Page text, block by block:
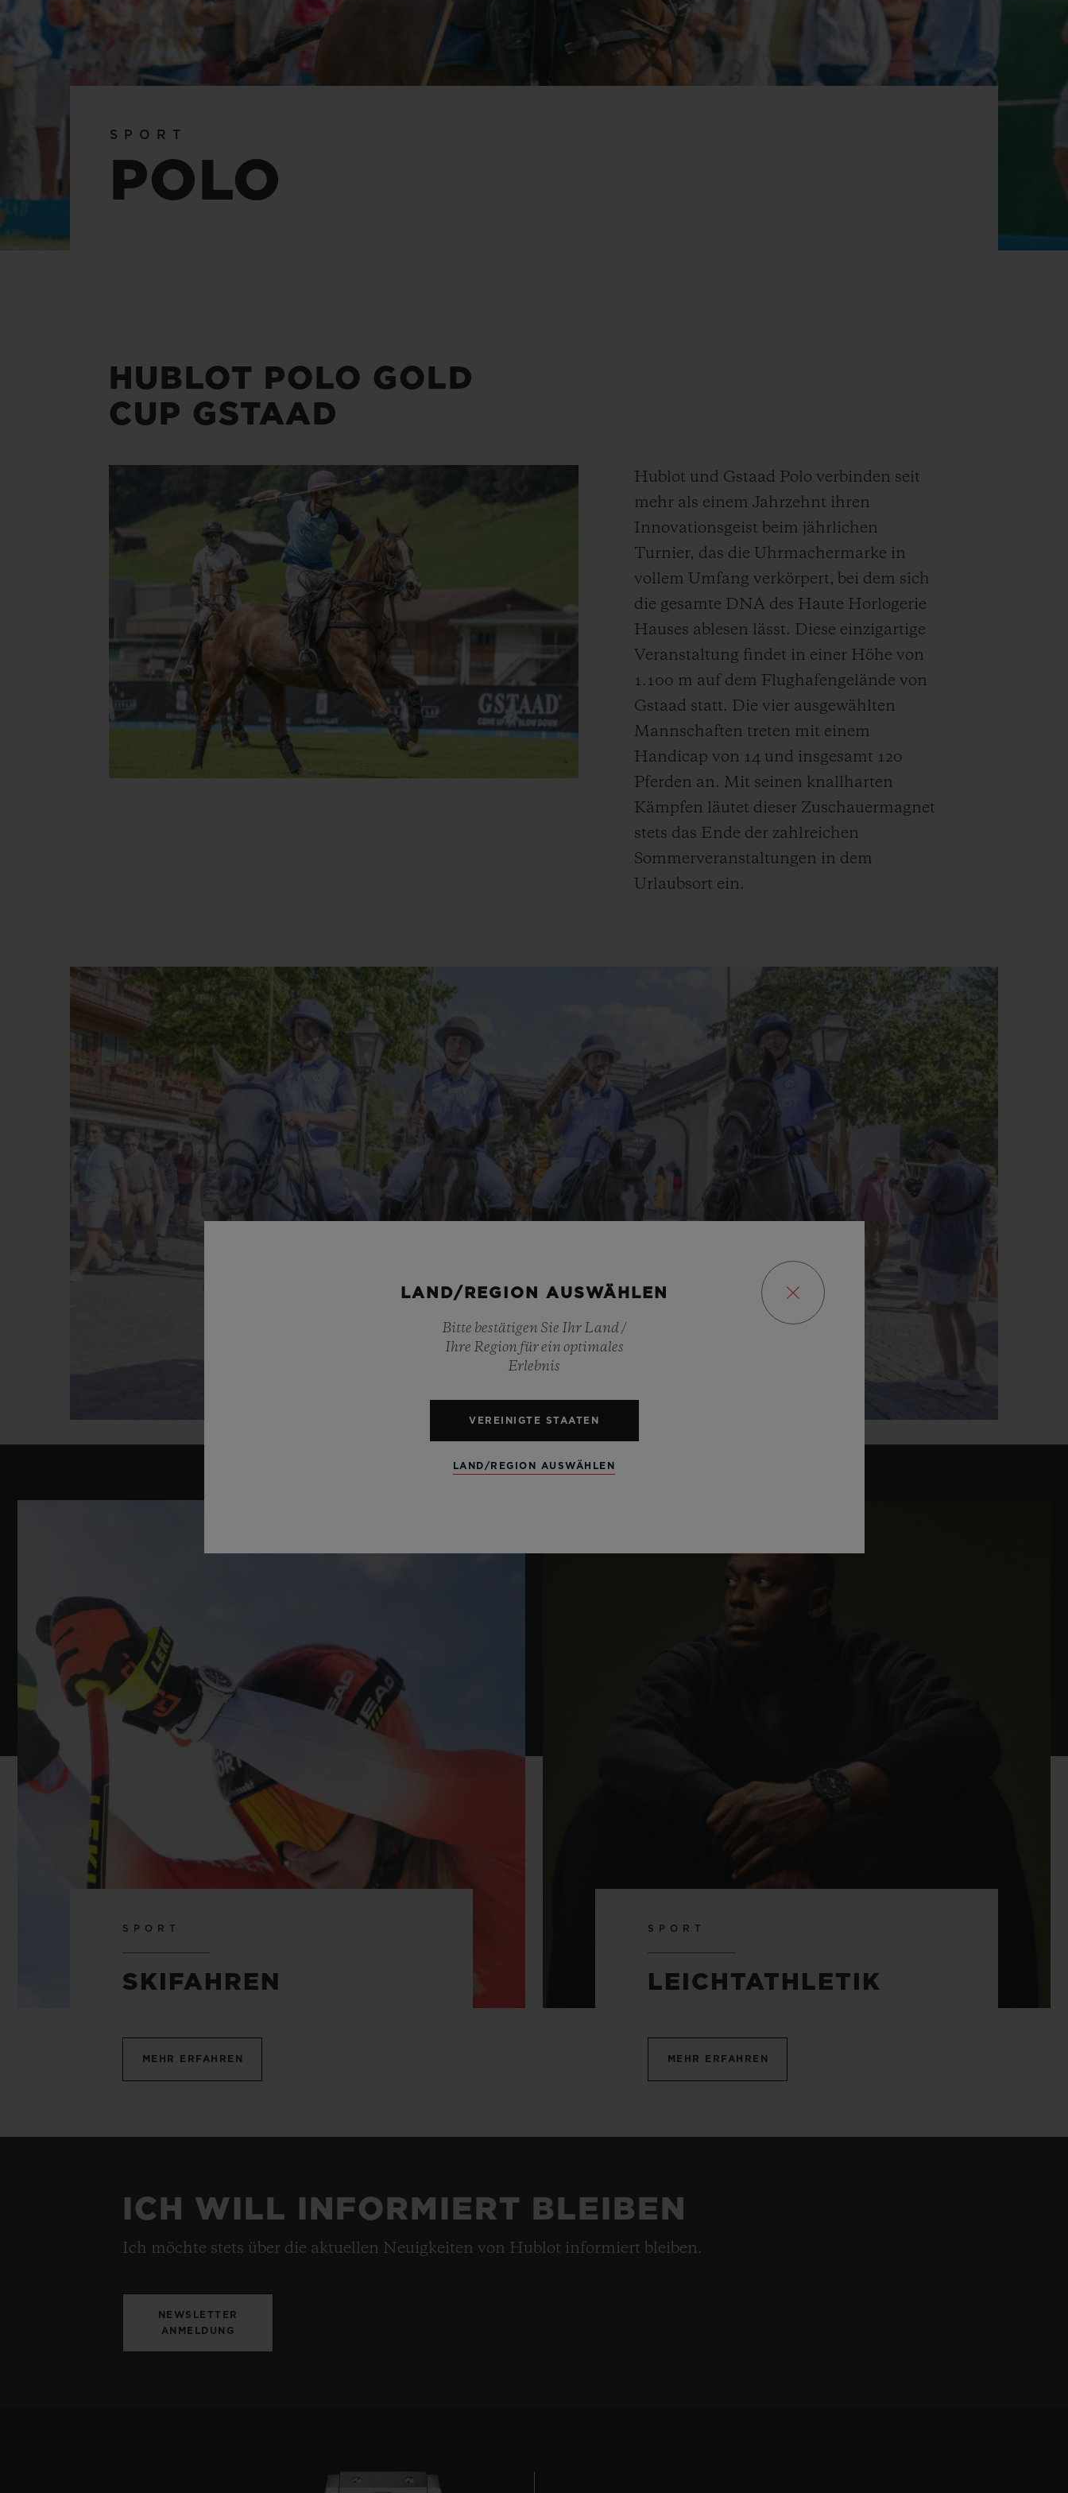
SPORT
POLO
HUBLOT POLO GOLD
CUP GSTAAD
Hublot und Gstaad Polo verbinden seit
mehr als einem Jahrzehnt ihren
Innovationsgeist beim jährlichen
Turnier, das die Uhrmachermarke in
vollem Umfang verkörpert, bei dem sich
die gesamte DNA des Haute Horlogerie
Hauses ablesen lässt. Diese einzigartige
Veranstaltung findet in einer Höhe von
1.100 m auf dem Flughafengelände von
Gstaad statt. Die vier ausgewählten
Mannschaften treten mit einem
Handicap von 14 und insgesamt 120
Pferden an. Mit seinen knallharten
Kämpfen läutet dieser Zuschauermagnet
stets das Ende der zahlreichen
Sommerveranstaltungen in dem
Urlaubsort ein.
SPORT
SKIFAHREN
MEHR ERFAHREN
SPORT
LEICHTATHLETIK
MEHR ERFAHREN
ICH WILL INFORMIERT BLEIBEN
Ich möchte stets über die aktuellen Neuigkeiten von Hublot informiert bleiben.
NEWSLETTER
ANMELDUNG
LAND/REGION AUSWÄHLEN
Bitte bestätigen Sie Ihr Land /
Ihre Region für ein optimales
Erlebnis
VEREINIGTE STAATEN
LAND/REGION AUSWÄHLEN
SUMMER MULTI-COLORED
CERAMIC
ESSENTIAL TAUPE RELOADED ALL BLACK
EXKLUSIVE DIENSTLEISTUNGEN